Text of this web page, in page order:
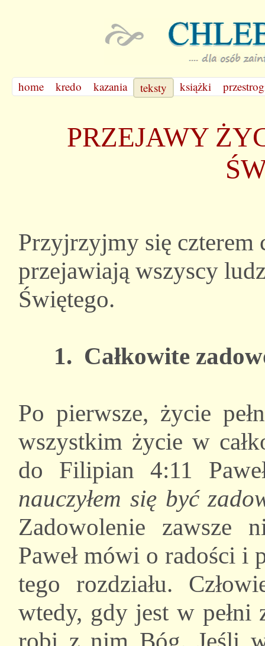
home kredo kazania teksty książki
PRZEJAWY
Przyjrzyjmy się czterem
przejawiają wszyscy
Świętego.
1. Całkowite
Po pierwsze, życie
wszystkim życie w
do Filipian 4:11
nauczyłem się być
Zadowolenie zawsze
Paweł mówi o radości i
tego rozdziału.
wtedy, gdy jest w pełni